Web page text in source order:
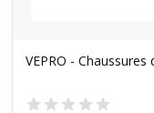
VEPRO - Chaussures